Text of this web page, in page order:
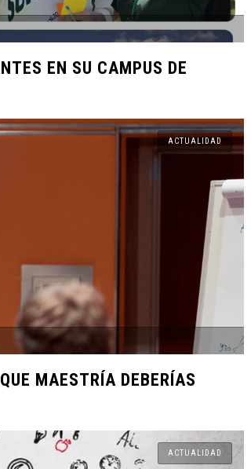
EN SU CAMPUS DE
ACTUALIDAD
MAESTRÍA DEBERÍAS
ACTUALIDAD